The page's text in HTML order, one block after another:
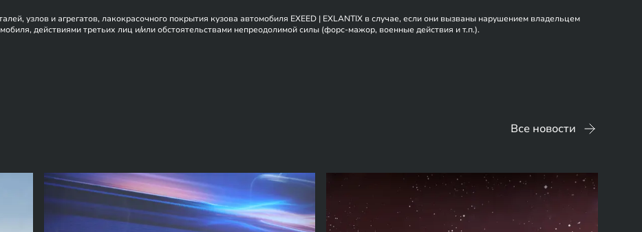
узлов и агрегатов, лакокрасочного покрытия кузова автомобиля EXEED | EXLANTIX в случае, если они вызваны нарушением владельцем
действиями третьих лиц и/или обстоятельствами непреодолимой силы (форс-мажор, военные действия и т.п.).
Все новости